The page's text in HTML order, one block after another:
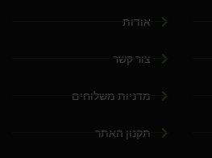
אודות
צור קשר
מדניות משלוחים
תקנון האתר